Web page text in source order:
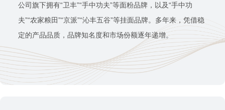
公司旗下拥有“卫丰”“手中功夫”等面粉品牌，以及“手中功
夫”“农家粮田”“京派”“沁丰五谷”等挂面品牌。多年来，凭借稳
定的产品品质，品牌知名度和市场份额逐年递增。